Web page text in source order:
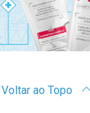
Voltar ao Topo